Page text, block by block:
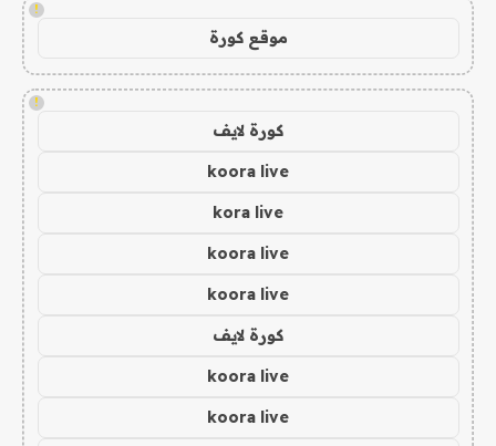
!
موقع كورة
!
كورة لايف
koora live
kora live
koora live
koora live
كورة لايف
koora live
koora live